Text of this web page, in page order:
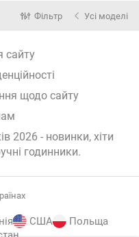
Фільтр Усі моделі
сайту
щодо сайту
2026 - новинки, хіти
годинники.
США
Польща